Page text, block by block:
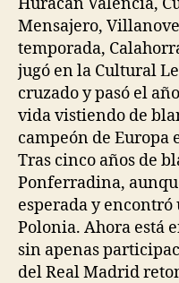
Mensajero,
temporada,
jugó en la Cultural
cruzado y pasó el
vida vistiendo de
campeón de
Tras cinco años de
Ponferradina,
esperada y encontró
Polonia. Ahora está
sin apenas
del Real Madrid